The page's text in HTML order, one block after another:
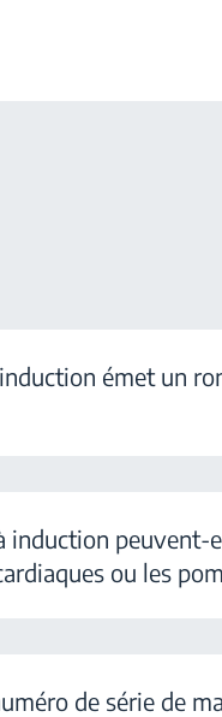
émet un
induction peuvent-
ou les
de série de